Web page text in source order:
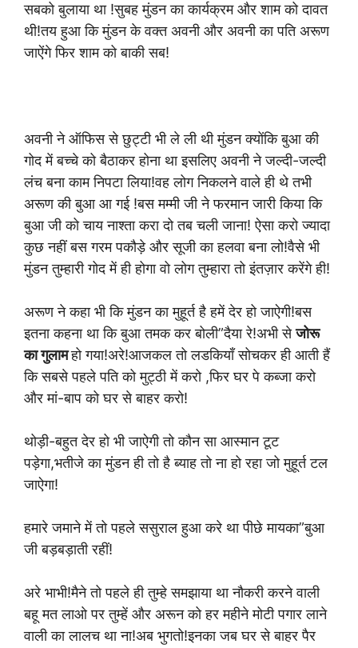
सबको बुलाया था !सुबह मुंडन का कार्यक्रम और शाम को दावत
थी!तय हुआ कि मुंडन के वक्त अवनी और अवनी का पति अरूण
जाऐंगे फिर शाम को बाकी सब!
अवनी ने ऑफिस से छुट्टी भी ले ली थी मुंडन क्योंकि बुआ की
गोद में बच्चे को बैठाकर होना था इसलिए अवनी ने जल्दी-जल्दी
लंच बना काम निपटा लिया!वह लोग निकलने वाले ही थे तभी
अरूण की बुआ आ गई !बस मम्मी जी ने फरमान जारी किया कि
बुआ जी को चाय नाश्ता करा दो तब चली जाना! ऐसा करो ज्यादा
कुछ नहीं बस गरम पकौड़े और सूजी का हलवा बना लो!वैसे भी
मुंडन तुम्हारी गोद में ही होगा वो लोग तुम्हारा तो इंतज़ार करेंगे ही!
अरूण ने कहा भी कि मुंडन का मुहूर्त है हमें देर हो जाऐगी!बस
इतना कहना था कि बुआ तमक कर बोली”दैया रे!अभी सेजोरू
का गुलामहो गया!अरे!आजकल तो लडकियाँ सोचकर ही आती हैं
कि सबसे पहले पति को मुट्ठी में करो ,फिर घर पे कब्जा करो
और मां-बाप को घर से बाहर करो!
थोड़ी-बहुत देर हो भी जाऐगी तो कौन सा आस्मान टूट
पड़ेगा,भतीजे का मुंडन ही तो है ब्याह तो ना हो रहा जो मुहूर्त टल
जाऐगा!
हमारे जमाने में तो पहले ससुराल हुआ करे था पीछे मायका”बुआ
जी बड़बड़ाती रहीं!
अरे भाभी!मैने तो पहले ही तुम्हे समझाया था नौकरी करने वाली
बहू मत लाओ पर तुम्हें और अरून को हर महीने मोटी पगार लाने
वाली का लालच था ना!अब भुगतो!इनका जब घर से बाहर पैर